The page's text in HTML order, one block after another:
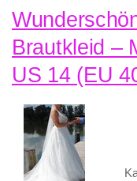
Brautkleid –
US 14 (EU